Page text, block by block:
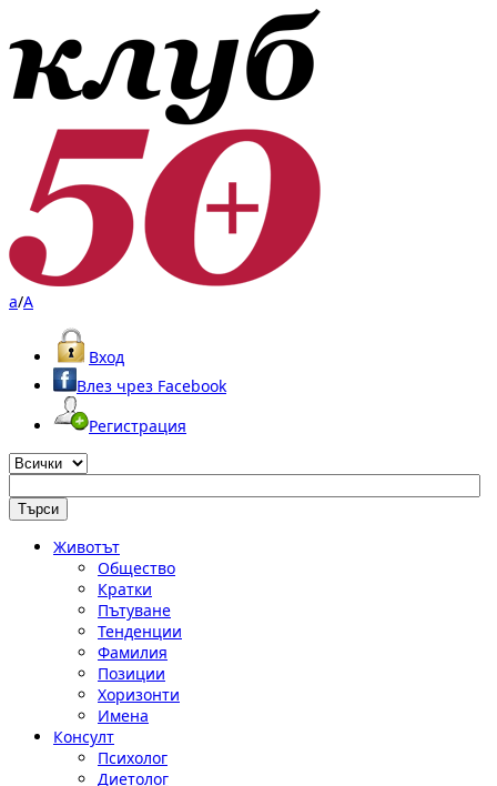
a/A
Вход
Влез чрез Facebook
Регистрация
Животът
Общество
Кратки
Пътуване
Тенденции
Фамилия
Позиции
Хоризонти
Имена
Консулт
Психолог
Диетолог